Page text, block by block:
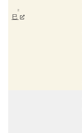
巳
ミ